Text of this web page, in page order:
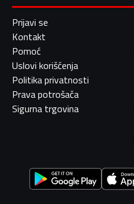
Prijavi se
Kontakt
Pomoć
Uslovi korišćenja
Politika privatnosti
Prava potrošača
Sigurna trgovina